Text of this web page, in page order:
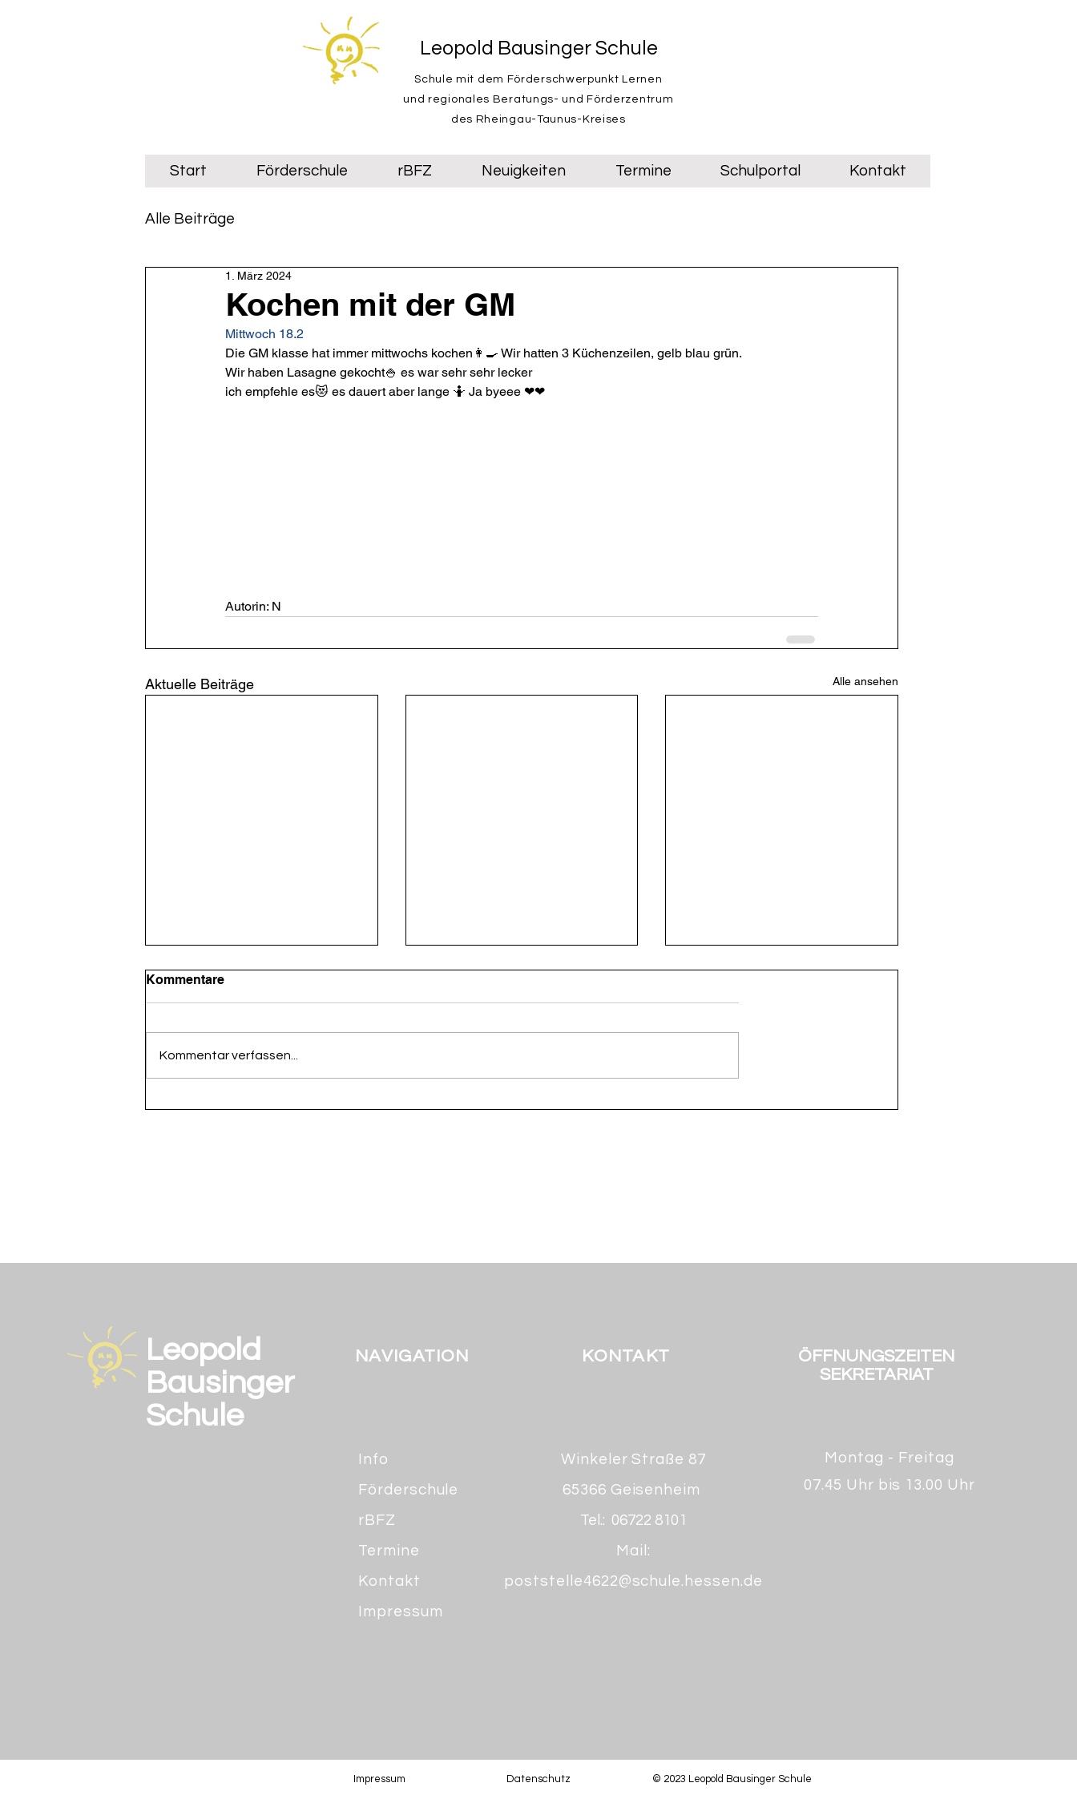
Leopold Bausinger Schule
Schule mit dem Förderschwerpunkt Lernen
und regionales Beratungs- und Förderzentrum
des Rheingau-Taunus-Kreises
Start Förderschule rBFZ Neuigkeiten Termine Schulportal Kontakt
Alle Beiträge
Kochen mit der GM
1. März 2024
Mittwoch 18.2
Die GM klasse hat immer mittwochs kochen👩🍳 Wir hatten 3 Küchenzeilen, gelb blau grün.
Wir haben Lasagne gekocht🍚 es war sehr sehr lecker
ich empfehle es😻 es dauert aber lange 🤷 Ja byeee ❤❤
Autorin: N
Aktuelle Beiträge Alle ansehen
Kommentare
Kommentar verfassen...
NAVIGATION KONTAKT
ÖFFNUNGSZEITEN
SEKRETARIAT
Info
Förderschule
rBFZ
Termine
Kontakt
Impressum
Winkeler Straße 87
65366 Geisenheim
Tel.: 06722 8101
Mail:
poststelle4622@schule.hessen.de
Montag - Freitag
07.45 Uhr bis 13.00 Uhr
Leopold
Bausinger
Schule
Impressum Datenschutz © 2023 Leopold Bausinger Schule